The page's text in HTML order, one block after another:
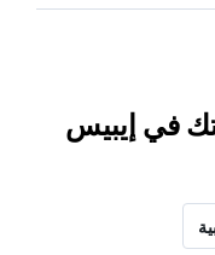
في إيبيس